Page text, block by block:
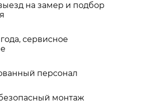
на замер и подбор
сервисное
персонал
монтаж